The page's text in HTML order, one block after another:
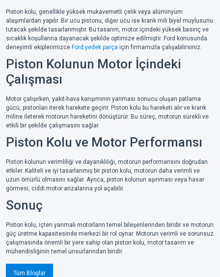
Piston kolu, genellikle yüksek mukavemetli çelik veya alüminyum
alaşımlardan yapılır. Bir ucu pistonu, diğer ucu ise krank mili biyel muylusunu
tutacak şekilde tasarlanmıştır. Bu tasarım, motor içindeki yüksek basınç ve
sıcaklık koşullarına dayanacak şekilde optimize edilmiştir. Ford konusunda
deneyimli ekiplerimizce Ford yedek parça için firmamızla çalışabilirsiniz.
Piston Kolunun Motor İçindeki
Çalışması
Motor çalışırken, yakıt-hava karışımının yanması sonucu oluşan patlama
gücü, pistonları iterek harekete geçirir. Piston kolu bu hareketi alır ve krank
miline ileterek motorun hareketini dönüştürür. Bu süreç, motorun sürekli ve
etkili bir şekilde çalışmasını sağlar.
Piston Kolu ve Motor Performansı
Piston kolunun verimliliği ve dayanıklılığı, motorun performansını doğrudan
etkiler. Kaliteli ve iyi tasarlanmış bir piston kolu, motorun daha verimli ve
uzun ömürlü olmasını sağlar. Ayrıca, piston kolunun aşınması veya hasar
görmesi, ciddi motor arızalarına yol açabilir.
Sonuç
Piston kolu, içten yanmalı motorların temel bileşenlerinden biridir ve motorun
güç üretme kapasitesinde merkezi bir rol oynar. Motorun verimli ve sorunsuz
çalışmasında önemli bir yere sahip olan piston kolu, motor tasarım ve
mühendisliğinin temel unsurlarından biridir.
Tüm Bloglar